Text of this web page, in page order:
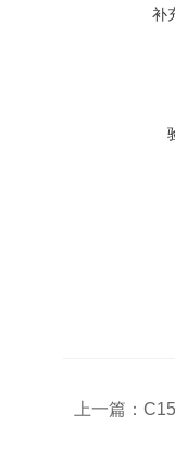
补
上一篇：